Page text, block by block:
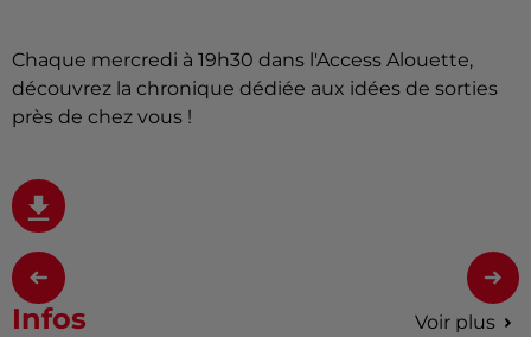
Chaque mercredi à 19h30 dans l'Access Alouette,
découvrez la chronique dédiée aux idées de sorties
près de chez vous !
Infos Voir plus